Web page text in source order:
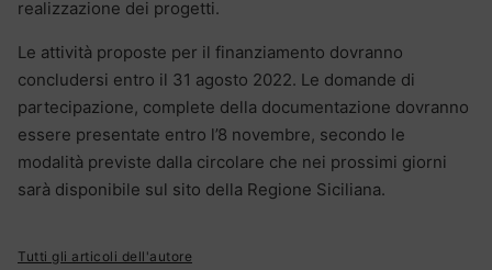
realizzazione dei progetti.
Le attività proposte per il finanziamento dovranno
concludersi entro il 31 agosto 2022. Le domande di
partecipazione, complete della documentazione dovranno
essere presentate entro l’8 novembre, secondo le
modalità previste dalla circolare che nei prossimi giorni
sarà disponibile sul sito della Regione Siciliana.
Tutti gli articoli dell'autore